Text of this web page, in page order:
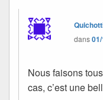
dans
Nous faisons
cas, c’est une